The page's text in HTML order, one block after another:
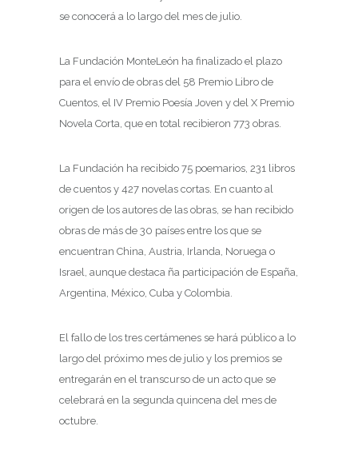
se conocerá a lo largo del mes de julio.
La Fundación MonteLeón ha finalizado el plazo
para el envío de obras del 58 Premio Libro de
Cuentos, el IV Premio Poesía Joven y del X Premio
Novela Corta, que en total recibieron 773 obras.
La Fundación ha recibido 75 poemarios, 231 libros
de cuentos y 427 novelas cortas. En cuanto al
origen de los autores de las obras, se han recibido
obras de más de 30 países entre los que se
encuentran China, Austria, Irlanda, Noruega o
Israel, aunque destaca ña participación de España,
Argentina, México, Cuba y Colombia.
El fallo de los tres certámenes se hará público a lo
largo del próximo mes de julio y los premios se
entregarán en el transcurso de un acto que se
celebrará en la segunda quincena del mes de
octubre.